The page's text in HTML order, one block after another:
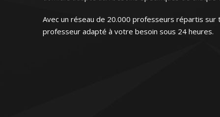
"Entièrement satisfaite.
l’écoute des demandes de
Avec un réseau de 20.000 professeurs répartis
professeur adapté à votre besoin sous 24 heures.